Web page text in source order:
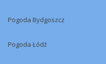
Pogoda Bydgoszcz
Pogoda Łódź